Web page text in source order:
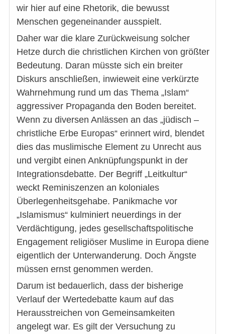
wir hier auf eine Rhetorik, die bewusst
Menschen gegeneinander ausspielt.
Daher war die klare Zurückweisung solcher
Hetze durch die christlichen Kirchen von größter
Bedeutung. Daran müsste sich ein breiter
Diskurs anschließen, inwieweit eine verkürzte
Wahrnehmung rund um das Thema „Islam“
aggressiver Propaganda den Boden bereitet.
Wenn zu diversen Anlässen an das „jüdisch –
christliche Erbe Europas“ erinnert wird, blendet
dies das muslimische Element zu Unrecht aus
und vergibt einen Anknüpfungspunkt in der
Integrationsdebatte. Der Begriff „Leitkultur“
weckt Reminiszenzen an koloniales
Überlegenheitsgehabe. Panikmache vor
„Islamismus“ kulminiert neuerdings in der
Verdächtigung, jedes gesellschaftspolitische
Engagement religiöser Muslime in Europa diene
eigentlich der Unterwanderung. Doch Ängste
müssen ernst genommen werden.
Darum ist bedauerlich, dass der bisherige
Verlauf der Wertedebatte kaum auf das
Herausstreichen von Gemeinsamkeiten
angelegt war. Es gilt der Versuchung zu